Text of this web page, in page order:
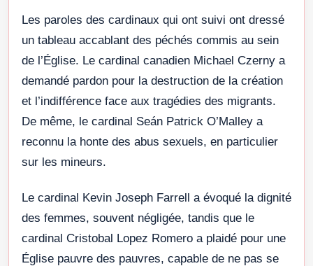
Les paroles des cardinaux qui ont suivi ont dressé
un tableau accablant des péchés commis au sein
de l’Église. Le cardinal canadien Michael Czerny a
demandé pardon pour la destruction de la création
et l’indifférence face aux tragédies des migrants.
De même, le cardinal Seán Patrick O’Malley a
reconnu la honte des abus sexuels, en particulier
sur les mineurs.
Le cardinal Kevin Joseph Farrell a évoqué la dignité
des femmes, souvent négligée, tandis que le
cardinal Cristobal Lopez Romero a plaidé pour une
Église pauvre des pauvres, capable de ne pas se